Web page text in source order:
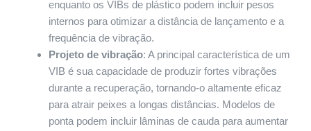
enquanto os VIBs de plástico podem incluir pesos
internos para otimizar a distância de lançamento e a
frequência de vibração.
Projeto de vibração: A principal característica de um
VIB é sua capacidade de produzir fortes vibrações
durante a recuperação, tornando-o altamente eficaz
para atrair peixes a longas distâncias. Modelos de
ponta podem incluir lâminas de cauda para aumentar